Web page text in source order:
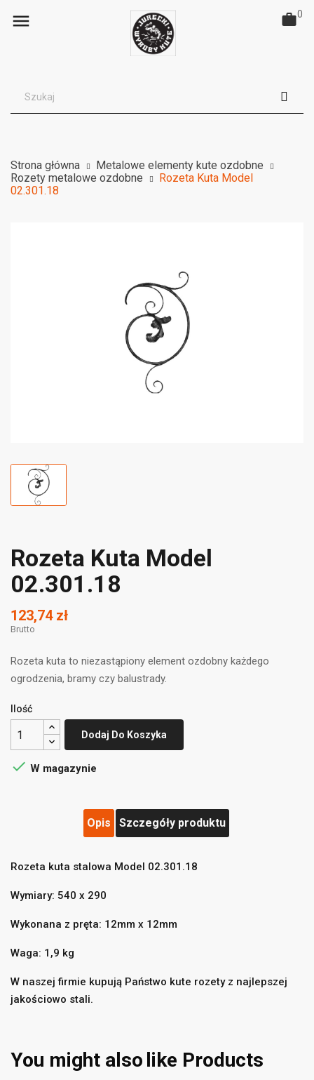
Dodaj do listy życzeń
((label))
Musisz być zalogowany by zapisać produkty na swojej
liście życzeń.
 0
Strona główna
Metalowe elementy kute ozdobne
Rozety metalowe ozdobne
Rozeta Kuta Model
02.301.18
Rozeta Kuta Model
02.301.18
123,74 zł
Brutto
Rozeta kuta to niezastąpiony element ozdobny każdego
ogrodzenia, bramy czy balustrady.
Ilość
Dodaj Do Koszyka
 W magazynie
Opis Szczegóły produktu
Rozeta kuta stalowa Model 02.301.18
Wymiary: 540 x 290
Wykonana z pręta: 12mm x 12mm
Waga: 1,9 kg
W naszej firmie kupują Państwo kute rozety z najlepszej
jakościowo stali.
You might also like Products